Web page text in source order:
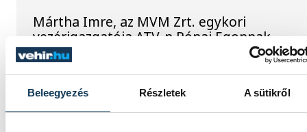
Beleegyezés Részletek A sütikről
Mártha Imre, az MVM Zrt. egykori
vezérigazgatója ATV-n Rónai Egonnak
adott interjújában vázolta fel a Paksi
Atomerőmű előtt álló példátlan
korábban éveken át felelt a hazai
energetikai fejlesztésekért és a paksi